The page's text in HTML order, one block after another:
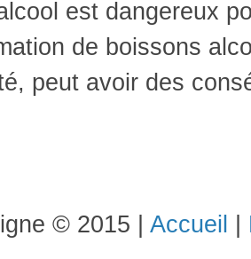
est dangereux
de boissons
peut avoir des
© 2015 | Accueil